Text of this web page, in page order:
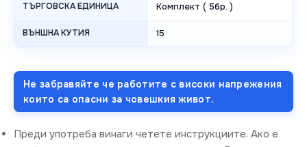
ТЪРГОВСКА ЕДИНИЦА Комплект ( 5бр. )
ВЪНШНА КУТИЯ 15
Не забравяйте че работите с високи напрежения
които са опасни за човешкия живот.
Преди употреба винаги четете инструкциите. Ако е